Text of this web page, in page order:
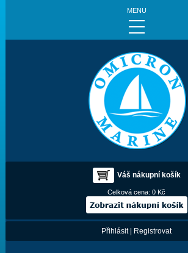
MENU
Váš nákupní košík
Celková cena:0 Kč
Přihlásit| Registrovat